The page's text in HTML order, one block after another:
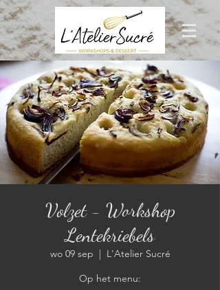
Volzet - Workshop
Lentekriebels
wo 09 sep
  |
L'Atelier Sucré
Op het menu: